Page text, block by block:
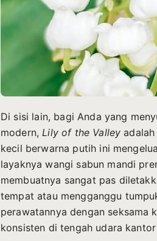
Di sisi lain, bagi Anda yang
modern,Lily of the Valley
kecil berwarna putih ini
layaknya wangi sabun mandi
membuatnya sangat pas
tempat atau mengganggu
perawatannya dengan seksama
konsisten di tengah udara